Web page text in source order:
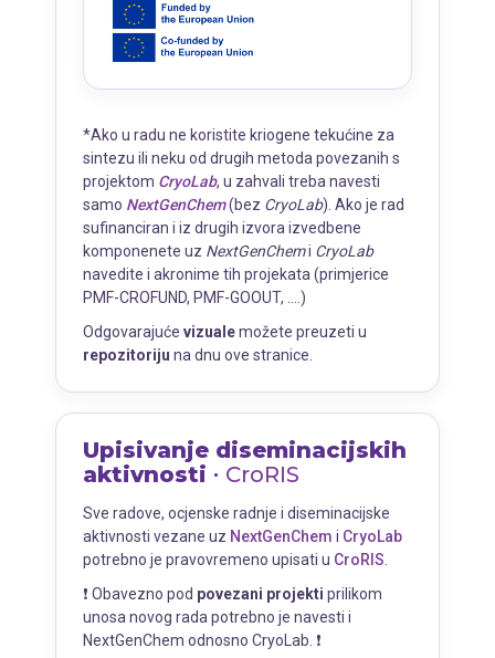
*Ako u radu ne koristite kriogene tekućine za
sintezu ili neku od drugih metoda povezanih s
projektom CryoLab, u zahvali treba navesti
samo NextGenChem(bez CryoLab). Ako je rad
sufinanciran i iz drugih izvora izvedbene
komponenete uz NextGenChemi CryoLab
navedite i akronime tih projekata (primjerice
PMF-CROFUND, PMF-GOOUT, ....)
Odgovarajuće vizualemožete preuzeti u
repozitoriju na dnu ove stranice.
Upisivanje diseminacijskih
aktivnosti ∙ CroRIS
Sve radove, ocjenske radnje i diseminacijske
aktivnosti vezane uz NextGenChem i CryoLab
potrebno je pravovremeno upisati u CroRIS.
❗ Obavezno pod povezani projekti prilikom
unosa novog rada potrebno je navesti i
NextGenChem odnosno CryoLab. ❗